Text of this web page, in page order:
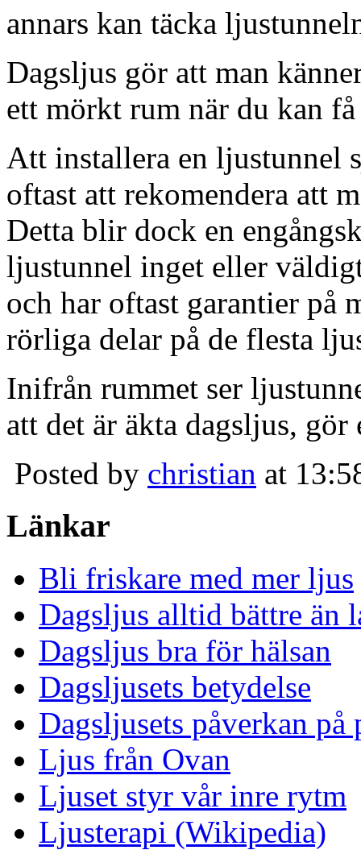
annars kan täcka
Dagsljus gör att man
ett mörkt rum när du kan
Att installera en ljustunnel
oftast att rekomendera att
Detta blir dock en
ljustunnel inget eller
och har oftast garantier på
rörliga delar på de flesta
Inifrån rummet ser
att det är äkta dagsljus,
Posted by christian at
Länkar
Bli friskare med mer ljus
Dagsljus alltid bättre än
Dagsljus bra för hälsan
Dagsljusets betydelse
Dagsljusets påverkan på
Ljus från Ovan
Ljuset styr vår inre rytm
Ljusterapi (Wikipedia)